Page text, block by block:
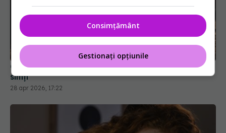
Cum te trădează mersul. Ce spune despre cum te
simți
28 apr 2026, 17:22
Consimțământ
Gestionați opțiunile